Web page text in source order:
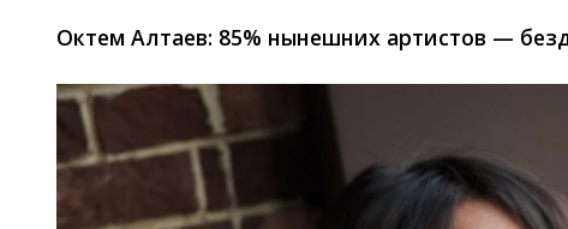
Октем Алтаев: 85% нынешних артистов —